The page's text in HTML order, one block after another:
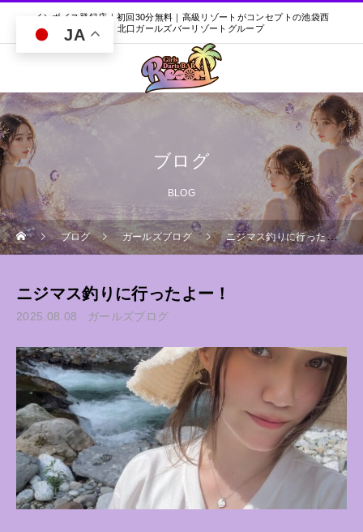
インボイス登録店｜初回30分無料｜高級リゾートがコンセプトの池袋西
口・北口ガールズバーリゾートグループ
ブログ
BLOG
ブログ ガールズブログ ニジマス釣りに行ったよー！
ニジマス釣りに行ったよー！
2025.08.08 ガールズブログ
JA